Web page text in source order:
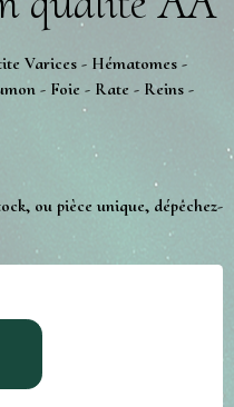
Varices - Hématomes -
- Foie - Rate - Reins -
ou pièce unique, dépêchez-